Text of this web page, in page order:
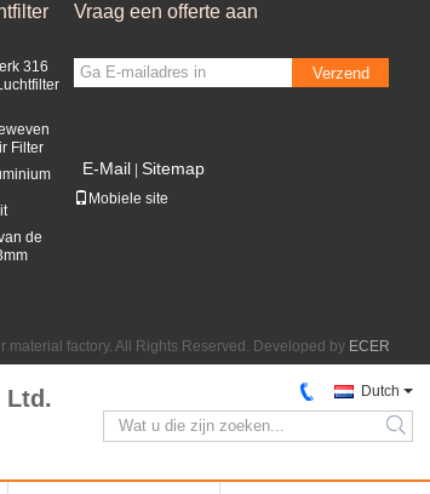
316
Filter
de
Vraag een offerte aan
Verzend
E-Mail Sitemap
Mobiele site
factory. All Rights Reserved. Developed by ECER
Ltd. Dutch
search